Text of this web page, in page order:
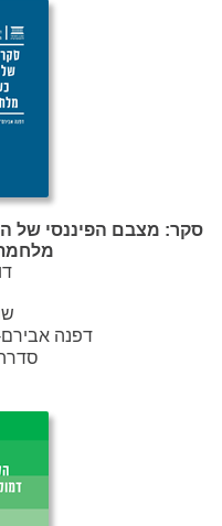
סקר: מצבם הפיננסי של
דפנה אבירם-